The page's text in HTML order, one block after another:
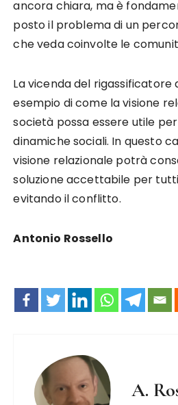
ancora chiara, ma è
posto il problema di un
che veda coinvolte le
La vicenda del rigassificatore
esempio di come la visione
società possa essere utile
dinamiche sociali. In questo
visione relazionale potrà
soluzione accettabile per
evitando il conflitto.
Antonio Rossello
A.